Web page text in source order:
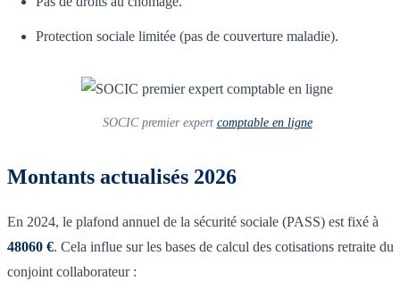
Protection sociale limitée (pas de couverture maladie).
SOCIC premier expert comptable en ligne
Montants actualisés 2026
En 2024, le plafond annuel de la sécurité sociale (PASS) est fixé à
48060 €. Cela influe sur les bases de calcul des cotisations retraite du
conjoint collaborateur :